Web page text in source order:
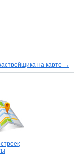
на карте →